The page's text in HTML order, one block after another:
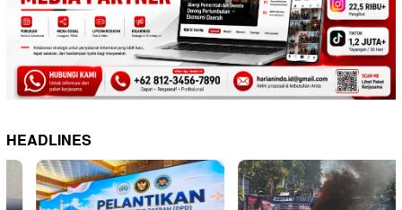
HEADLINES